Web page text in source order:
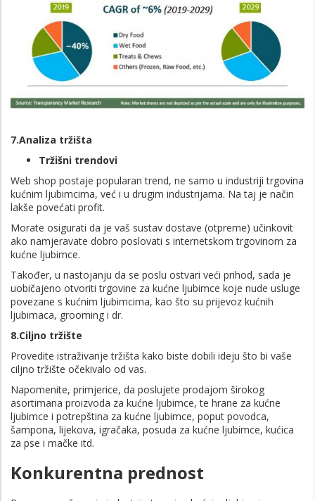
7.Analiza tržišta
Tržišni trendovi
Web shop postaje popularan trend, ne samo u industriji trgovina
kućnim ljubimcima, već i u drugim industrijama. Na taj je način
lakše povećati profit.
Morate osigurati da je vaš sustav dostave (otpreme) učinkovit
ako namjeravate dobro poslovati s internetskom trgovinom za
kućne ljubimce.
Također, u nastojanju da se poslu ostvari veći prihod, sada je
uobičajeno otvoriti trgovine za kućne ljubimce koje nude usluge
povezane s kućnim ljubimcima, kao što su prijevoz kućnih
ljubimaca, grooming i dr.
8.Ciljno tržište
Provedite istraživanje tržišta kako biste dobili ideju što bi vaše
ciljno tržište očekivalo od vas.
Napomenite, primjerice, da poslujete prodajom širokog
asortimana proizvoda za kućne ljubimce, te hrane za kućne
ljubimce i potrepština za kućne ljubimce, poput povodca,
šampona, lijekova, igračaka, posuda za kućne ljubimce, kućica
za pse i mačke itd.
Konkurentna prednost